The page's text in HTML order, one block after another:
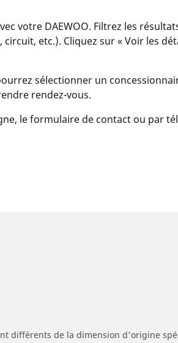
votre DAEWOO. Filtrez les
etc.). Cliquez sur « Voir les
sélectionner un
rendez-vous.
le formulaire de contact ou par
différents de la dimension d'origine